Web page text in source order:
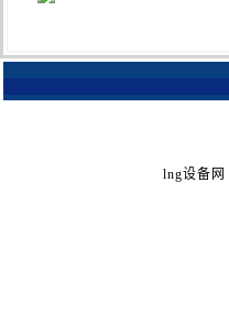
lng设备网